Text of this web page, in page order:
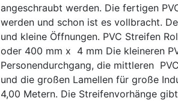
angeschraubt werden. Die fertigen
werden und schon ist es vollbracht.
und kleine Öffnungen. PVC Streifen
oder 400 mm x 4 mm Die kleineren
Personendurchgang, die mittleren
und die großen Lamellen für große
4,00 Metern. Die Streifenvorhänge